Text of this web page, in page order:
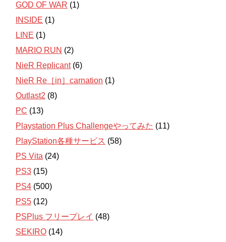
GOD OF WAR (1)
INSIDE (1)
LINE (1)
MARIO RUN (2)
NieR Replicant(6)
NieR Re［in］carnation (1)
Outlast2 (8)
PC (13)
Playstation Plus Challengeやってみた (11)
PlayStation各種サービス (58)
PS Vita (24)
PS3 (15)
PS4 (500)
PS5 (12)
PSPlus フリープレイ (48)
SEKIRO (14)